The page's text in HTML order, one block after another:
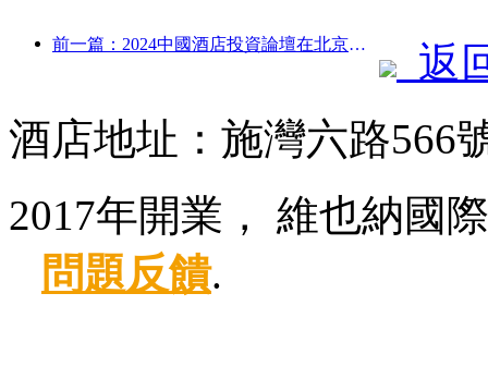
前一篇：2024中國酒店投資論壇在北京成功舉辦
返
酒店地址：施灣六路566
2017年開業， 維也納國
問題反饋.